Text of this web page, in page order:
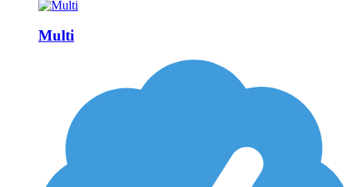
Multi